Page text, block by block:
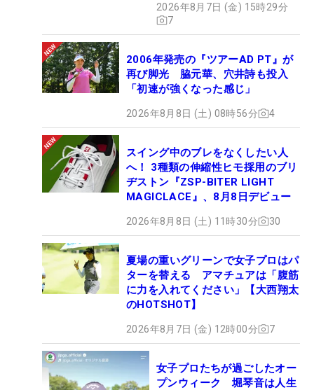
2026年8月7日 (金) 15時29分
7
2006年発売の『ツアーAD PT』が
再び脚光 脇元華、穴井詩も投入
「初速が強くなった感じ」
2026年8月8日 (土) 08時56分 4
スイング中のブレをなくしたい人
へ！ 3種類の伸縮性ヒモ採用のブリ
ヂストン『ZSP-BITER LIGHT
MAGICLACE』、8月8日デビュー
2026年8月8日 (土) 11時30分 30
夏場の重いグリーンで女子プロはパ
ターを替える アマチュアは「腹筋
に力を入れてください」【大西翔太
のHOTSHOT】
2026年8月7日 (金) 12時00分 7
女子プロたちが過ごしたオー
プンウィーク 堀琴音は人生